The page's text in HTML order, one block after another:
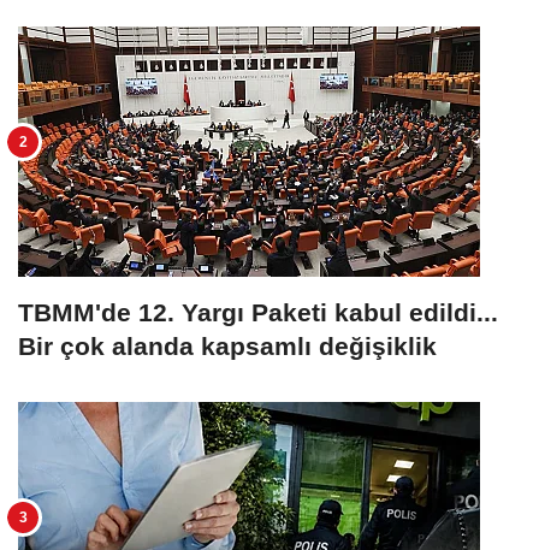
TBMM'de 12. Yargı Paketi kabul edildi...
Bir çok alanda kapsamlı değişiklik